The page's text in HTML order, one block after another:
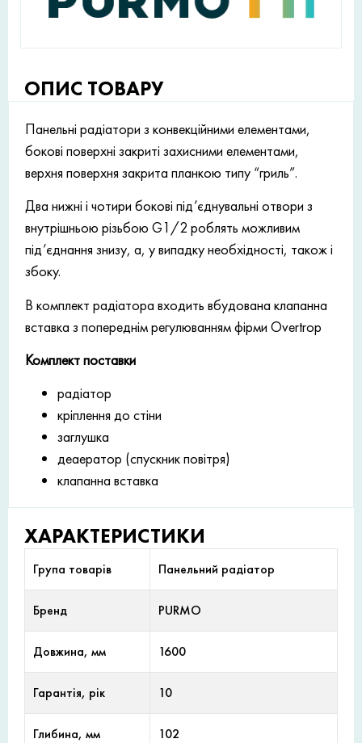
ОПИС ТОВАРУ
Панельні радіатори з конвекційними елементами,
бокові поверхні закриті захисними елементами,
верхня поверхня закрита планкою типу “гриль”.
Два нижні і чотири бокові під’єднувальні отвори з
внутрішньою різьбою G1/2 роблять можливим
під’єднання знизу, а, у випадку необхідності, також і
збоку.
В комплект радіатора входить вбудована клапанна
вставка з попереднім регулюванням фірми Overtrop
Комплект поставки
радіатор
кріплення до стіни
заглушка
деаератор (спускник повітря)
клапанна вставка
ХАРАКТЕРИСТИКИ
Група товарів Панельний радіатор
Бренд PURMO
Довжина, мм 1600
Гарантія, рік 10
Глибина, мм 102